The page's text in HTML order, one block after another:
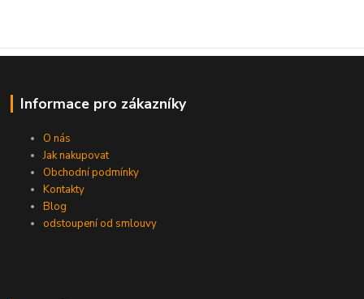
Informace pro zákazníky
O nás
Jak nakupovat
Obchodní podmínky
Kontakty
Blog
odstoupení od smlouvy